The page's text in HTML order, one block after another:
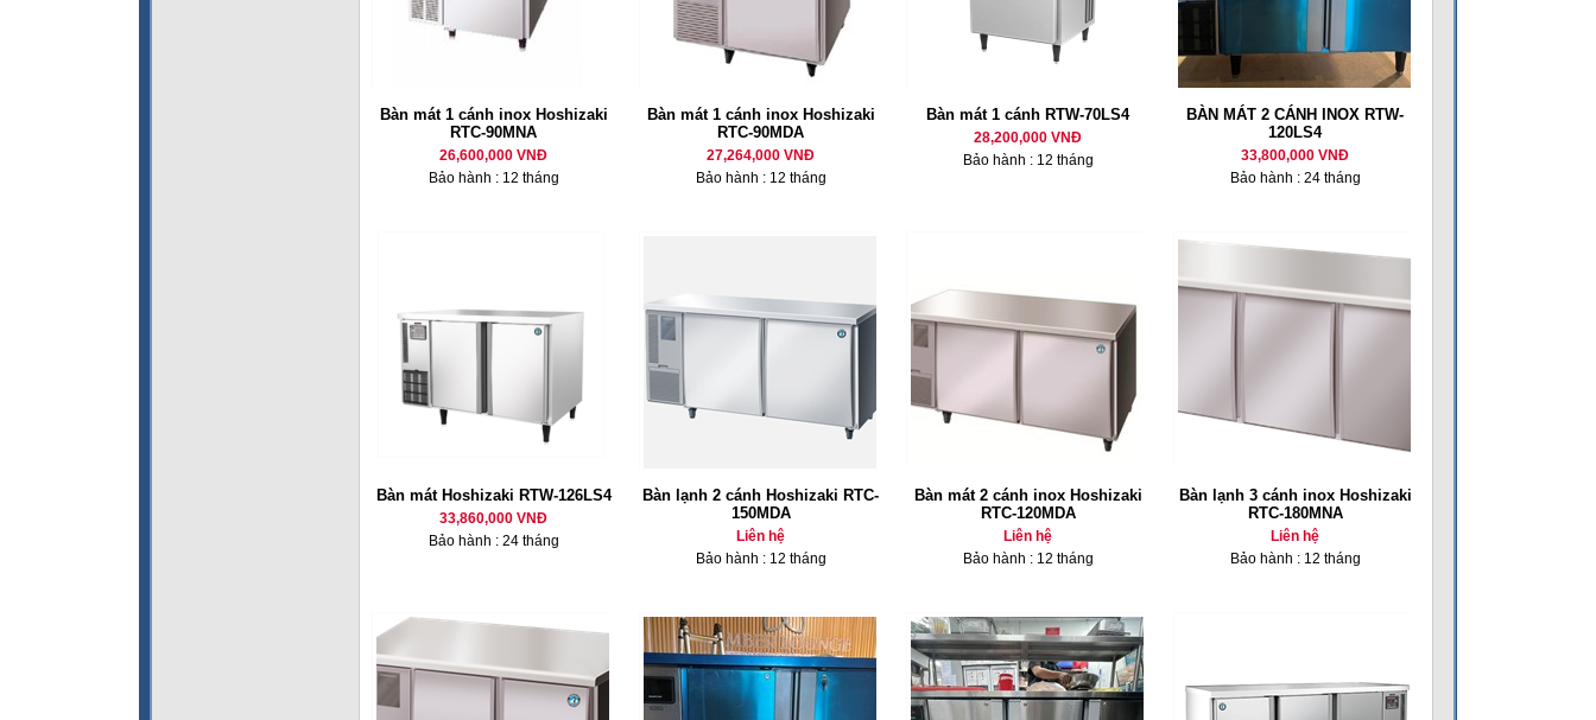
Bàn mát 1 cánh inox Hoshizaki
RTC-90MNA
26,600,000 VNĐ
Bảo hành : 12 tháng
Bàn mát 1 cánh inox Hoshizaki
RTC-90MDA
27,264,000 VNĐ
Bảo hành : 12 tháng
Bàn mát 1 cánh RTW-70LS4
28,200,000 VNĐ
Bảo hành : 12 tháng
BÀN MÁT 2 CÁNH INOX RTW-
120LS4
33,800,000 VNĐ
Bảo hành : 24 tháng
Bàn mát Hoshizaki RTW-126LS4
33,860,000 VNĐ
Bảo hành : 24 tháng
Bàn lạnh 2 cánh Hoshizaki RTC-
150MDA
Liên hệ
Bảo hành : 12 tháng
Bàn mát 2 cánh inox Hoshizaki
RTC-120MDA
Liên hệ
Bảo hành : 12 tháng
Bàn lạnh 3 cánh inox Hoshizaki
RTC-180MNA
Liên hệ
Bảo hành : 12 tháng